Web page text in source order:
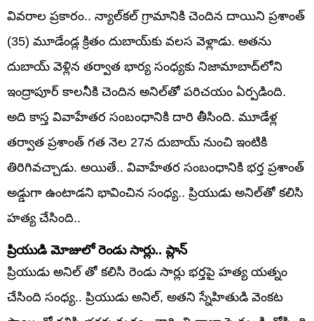
వివరాల ప్రకారం.. న్యాల్‌‌‌‌కల్ గ్రామానికి చెందిన దాయిని ప్రశాంత్​
(35) మూడేండ్ల క్రితం దుబాయ్‌‌‌‌కు వలస వెళ్లాడు. అతను
దుబాయ్ వెళ్లిన తర్వాత భార్య సంధ్యకు నిజామాబాద్‌‌‌‌లోని
ఇంద్రాపూర్ కాలనీకి చెందిన అనిల్‌‌‌‌తో పరిచయం ఏర్పడింది.
అది కాస్త వివాహేతర సంబంధానికి దారి తీసింది. మూడేళ్ల
తర్వాత ప్రశాంత్ గత నెల 27న దుబాయ్‌‌‌‌ నుంచి ఇంటికి
తిరిగివచ్చాడు. అయితే.. వివాహేతర సంబంధానికి భర్త ప్రశాంత్
అడ్డుగా ఉంటాడని భావించిన సంధ్య.. ప్రియుడు అనిల్‌‌‌‌తో కలిసి
హత్య చేసింది..
ప్రియుడి మోజులో రెండు సార్లు.. ప్లాన్
ప్రియుడు అనిల్ తో కలిసి రెండు సార్లు భర్తపై హత్య యత్నం
చేసింది సంధ్య.. ప్రియుడు అనిల్, అతని స్నేహితుడి వెంకట